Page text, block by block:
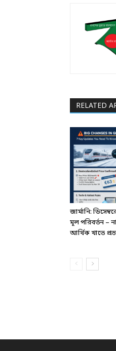
RELATED
জার্মানি:
মূল পরিবর্তন –
আর্থিক খাতে